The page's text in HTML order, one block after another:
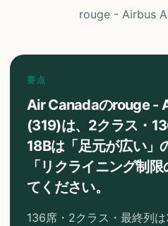
rouge - Airbus
要点
Air Canadaのrouge -
(319)は、2クラス・
18Bは「足元が広い」
「リクライニング制
てください。
136席・2クラス・最終列